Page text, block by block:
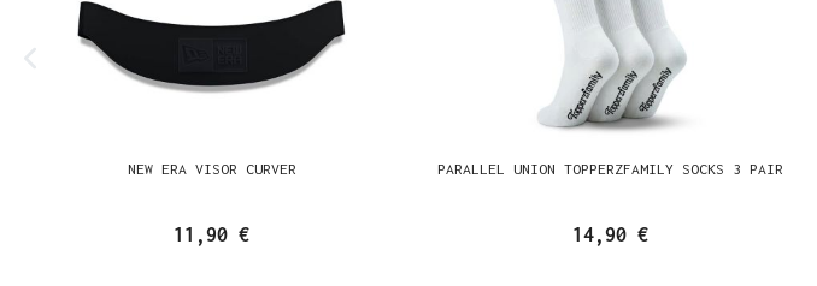
NEW ERA VISOR CURVER
11,90 €
PARALLEL UNION TOPPERZFAMILY SOCKS 3 PAIR
14,90 €